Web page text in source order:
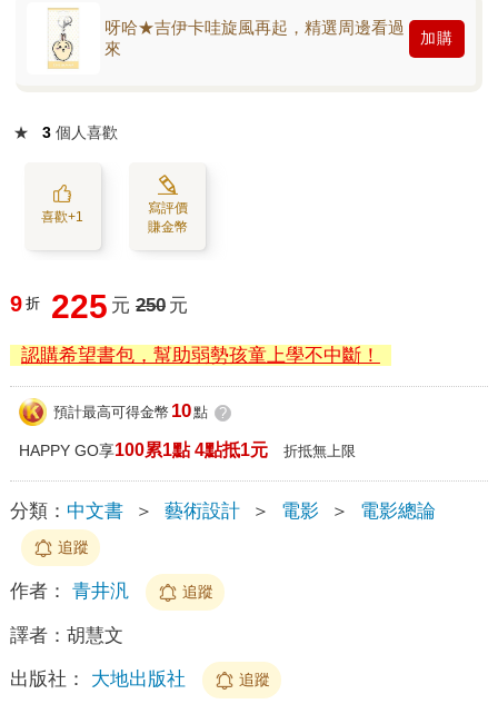
呀哈★吉伊卡哇旋風再起，精選周邊看過
來
加購
★ 3 個人喜歡
喜歡+1
寫評價
賺金幣
9 折 225 元 250 元
認購希望書包，幫助弱勢孩童上學不中斷！
預計最高可得金幣 10點 ?
HAPPY GO享100累1點 4點抵1元 折抵無上限
分類： 中文書 ＞ 藝術設計 ＞ 電影 ＞ 電影總論
追蹤
作者： 青井汎 追蹤
譯者： 胡慧文
出版社： 大地出版社 追蹤